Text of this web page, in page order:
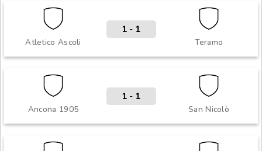
Atletico Ascoli Teramo
1 - 1
Ancona 1905 San Nicolò
1 - 1